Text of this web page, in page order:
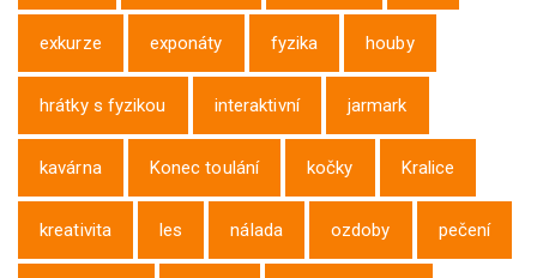
exkurze exponáty fyzika houby
hrátky s fyzikou interaktivní jarmark
kavárna Konec toulání kočky Kralice
kreativita les nálada ozdoby pečení